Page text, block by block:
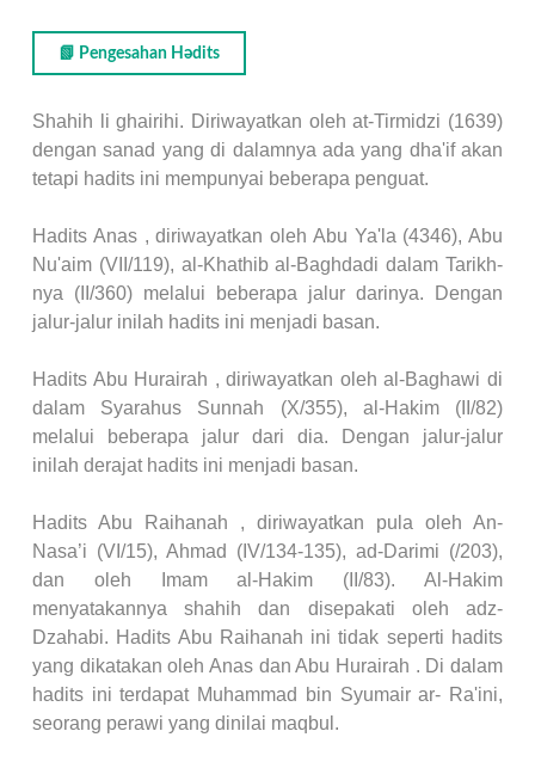
📗 Pengesahan Hədits
Shahih li ghairihi. Diriwayatkan oleh at-Tirmidzi (1639)
dengan sanad yang di dalamnya ada yang dha'if akan
tetapi hadits ini mempunyai beberapa penguat.
Hadits Anas , diriwayatkan oleh Abu Ya'la (4346), Abu
Nu'aim (VII/119), al-Khathib al-Baghdadi dalam Tarikh-
nya (II/360) melalui beberapa jalur darinya. Dengan
jalur-jalur inilah hadits ini menjadi basan.
Hadits Abu Hurairah , diriwayatkan oleh al-Baghawi di
dalam Syarahus Sunnah (X/355), al-Hakim (II/82)
melalui beberapa jalur dari dia. Dengan jalur-jalur
inilah derajat hadits ini menjadi basan.
Hadits Abu Raihanah , diriwayatkan pula oleh An-
Nasa’i (VI/15), Ahmad (IV/134-135), ad-Darimi (/203),
dan oleh Imam al-Hakim (II/83). Al-Hakim
menyatakannya shahih dan disepakati oleh adz-
Dzahabi. Hadits Abu Raihanah ini tidak seperti hadits
yang dikatakan oleh Anas dan Abu Hurairah . Di dalam
hadits ini terdapat Muhammad bin Syumair ar- Ra'ini,
seorang perawi yang dinilai maqbul.